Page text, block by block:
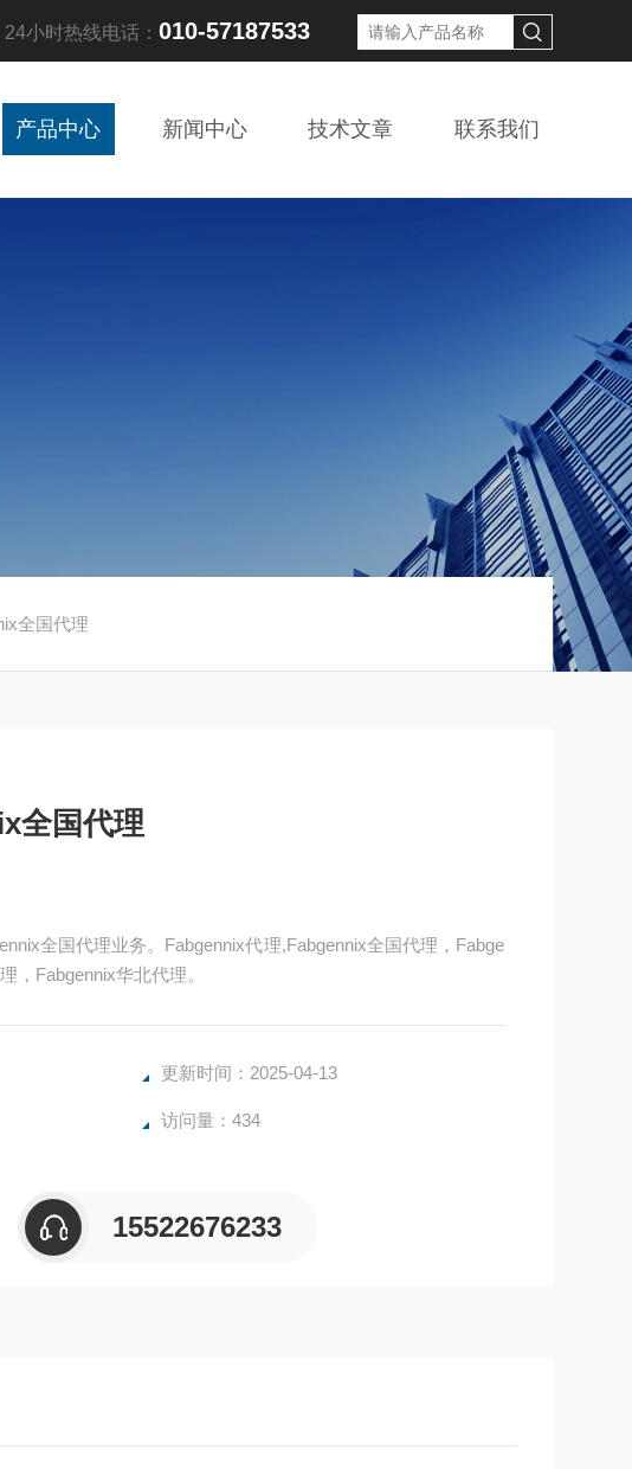
24小时热线电话： 010-57187533
产品中心 新闻中心 技术文章 联系我们
全国代理
全国代理
全国代理业务。Fabgennix代理,Fabgennix全国代理，Fabge
，Fabgennix华北代理。
更新时间：2025-04-13
访问量：434
15522676233